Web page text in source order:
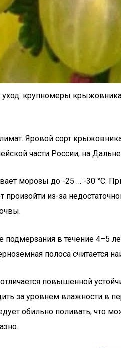
крупномеры
Яровой сорт
части России, на
морозы до -25 … -30 °С. При
из-за
подмерзания в течение
полоса считается
повышенной
за уровнем влажности в
обильно поливать, что